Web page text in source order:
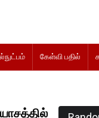
கேள்வி பதில்